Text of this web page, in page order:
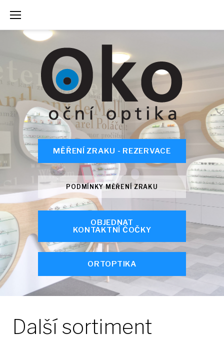
content
MĚŘENÍ ZRAKU - REZERVACE
PODMÍNKY MĚŘENÍ ZRAKU
OBJEDNAT
KONTAKTNÍ ČOČKY
ORTOPTIKA
Další sortiment